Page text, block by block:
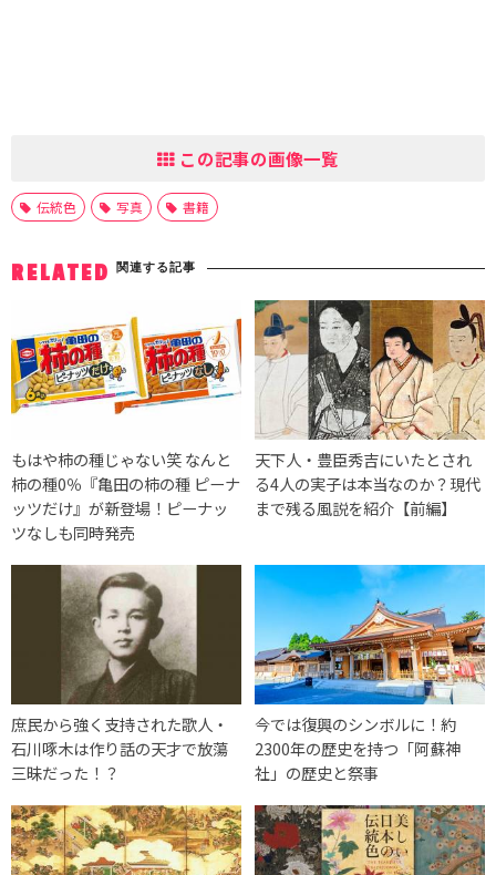
この記事の画像一覧
伝統色 写真 書籍
RELATED 関連する記事
もはや柿の種じゃない笑 なんと
柿の種0％『亀田の柿の種 ピーナ
ッツだけ』が新登場！ピーナッ
ツなしも同時発売
天下人・豊臣秀吉にいたとされ
る4人の実子は本当なのか？現代
まで残る風説を紹介【前編】
庶民から強く支持された歌人・
石川啄木は作り話の天才で放蕩
三昧だった！？
今では復興のシンボルに！約
2300年の歴史を持つ「阿蘇神
社」の歴史と祭事